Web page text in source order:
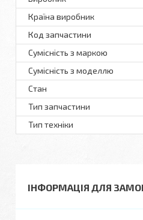
Країна виробник
Код запчастини
Сумісність з маркою
Сумісність з моделлю
Стан
Тип запчастини
Тип техніки
ІНФОРМАЦІЯ ДЛЯ